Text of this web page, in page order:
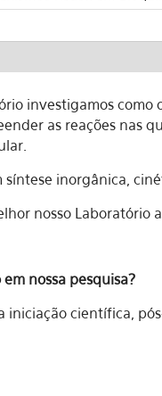
investigamos como
as reações nas
síntese inorgânica,
nosso Laboratório
nossa pesquisa?
iniciação científica,